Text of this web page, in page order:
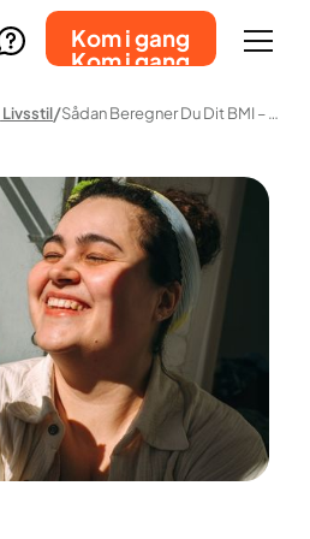
Kom i gang
Kom i gang
Sådan Beregner Du Dit BMI – Og Hvad Resultatet Egentlig Betyder